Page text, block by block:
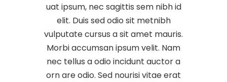
uat ipsum, nec sagittis sem nibh id
elit. Duis sed odio sit metnibh
vulputate cursus a sit amet mauris.
Morbi accumsan ipsum velit. Nam
nec tellus a odio incidunt auctor a
orn are odio. Sed nourisi vitae erat